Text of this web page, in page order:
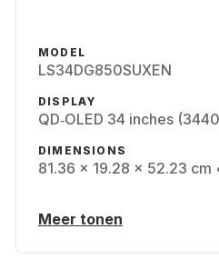
MODEL
LS34DG850SUXEN
DISPLAY
QD‑OLED 34 inches
DIMENSIONS
81.36 x 19.28 x 52.23 cm
Meer tonen